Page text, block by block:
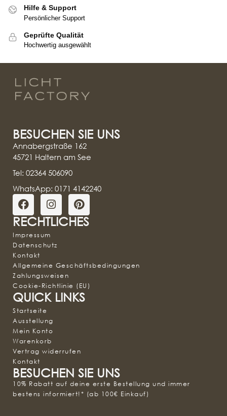
Hilfe & Support
Persönlicher Support
Geprüfte Qualität
Hochwertig ausgewählt
BESUCHEN SIE UNS
Annabergstraße 162
45721 Haltern am See
Tel: 02364 506090
WhatsApp: 0171 4142240
RECHTLICHES
Impressum
Datenschutz
Kontakt
Allgemeine Geschäftsbedingungen
Zahlungsweisen
Cookie-Richtlinie (EU)
QUICK LINKS
Startseite
Ausstellung
Mein Konto
Warenkorb
Vertrag widerrufen
Kontakt
BESUCHEN SIE UNS
10% Rabatt auf deine erste Bestellung und immer
bestens informiert!* (ab 100€ Einkauf)